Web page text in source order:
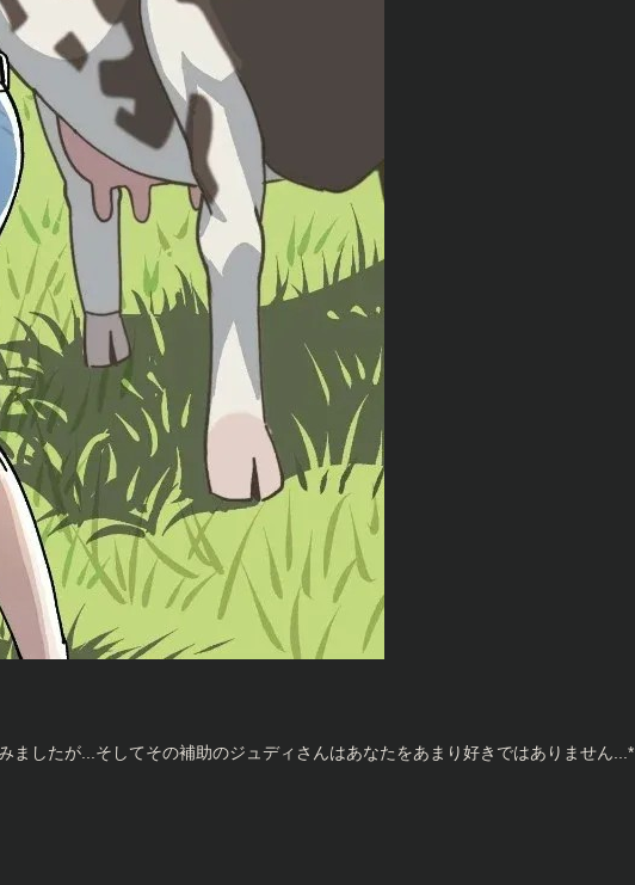
したが...そしてその補助のジュディさんはあなたをあまり好きではありません...*